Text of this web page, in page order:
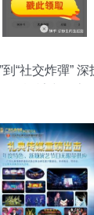
到“社交炸彈”